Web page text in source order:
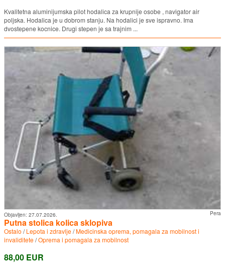
Kvalitetna aluminijumska pilot hodalica za krupnije osobe , navigator air
poljska. Hodalica je u dobrom stanju. Na hodalici je sve ispravno. Ima
dvostepene kocnice. Drugi stepen je sa trajnim ...
Pera
Objavljen: 27.07.2026.
Putna stolica kolica sklopiva
Ostalo /Lepota i zdravlje/Medicinska oprema, pomagala za mobilnost i
invaliditete/Oprema i pomagala za mobilnost
88,00 EUR